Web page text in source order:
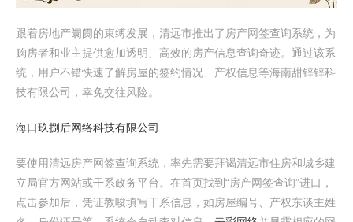
跟着房地产阛阓的束缚发展，清远市推出了房产网签查询系统，为
购房者和业主提供愈加透明、高效的房产信息查询奇迹。通过该系
统，用户不错快速了解房屋的签约情况、产权信息等海南甜锌锌科
技有限公司，幸免交往风险。
海口玖捌后网络科技有限公司
要使用清远房产网签查询系统，率先需要拜谒清远市住房和城乡建
立局官方网站或干系政务平台。在首页找到“房产网签查询”进口，
点击参加后，凭证教唆填写干系信息，如房屋编号、产权东谈主姓